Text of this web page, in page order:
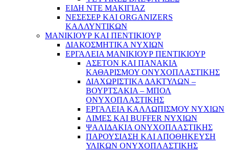
ΕΙΔΗ ΝΤΕ ΜΑΚΙΓΙΑΖ
ΝΕΣΕΣΕΡ ΚΑΙ ORGANIZERS
ΚΑΛΛΥΝΤΙΚΩΝ
ΜΑΝΙΚΙΟΥΡ ΚΑΙ ΠΕΝΤΙΚΙΟΥΡ
ΔΙΑΚΟΣΜΗΤΙΚΑ ΝΥΧΙΩΝ
ΕΡΓΑΛΕΙΑ ΜΑΝΙΚΙΟΥΡ ΠΕΝΤΙΚΙΟΥΡ
ΑΣΕΤΟΝ ΚΑΙ ΠΑΝΑΚΙΑ
ΚΑΘΑΡΙΣΜΟΥ ΟΝΥΧΟΠΛΑΣΤΙΚΗΣ
ΔΙΑΧΩΡΙΣΤΙΚΑ ΔΑΚΤΥΛΩΝ –
ΒΟΥΡΤΣΑΚΙΑ – ΜΠΟΛ
ΟΝΥΧΟΠΛΑΣΤΙΚΗΣ
ΕΡΓΑΛΕΙΑ ΚΑΛΛΩΠΙΣΜΟΥ ΝΥΧΙΩΝ
ΛΙΜΕΣ ΚΑΙ BUFFER ΝΥΧΙΩΝ
ΨΑΛΙΔΑΚΙΑ ΟΝΥΧΟΠΛΑΣΤΙΚΗΣ
ΠΑΡΟΥΣΙΑΣΗ ΚΑΙ ΑΠΟΘΗΚΕΥΣΗ
ΥΛΙΚΩΝ ΟΝΥΧΟΠΛΑΣΤΙΚΗΣ